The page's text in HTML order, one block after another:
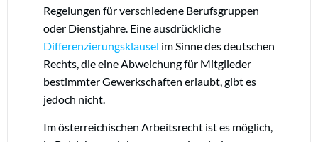
Regelungen für verschiedene Berufsgruppen
oder Dienstjahre. Eine ausdrückliche
Differenzierungsklausel im Sinne des deutschen
Rechts, die eine Abweichung für Mitglieder
bestimmter Gewerkschaften erlaubt, gibt es
jedoch nicht.
Im österreichischen Arbeitsrecht ist es möglich,